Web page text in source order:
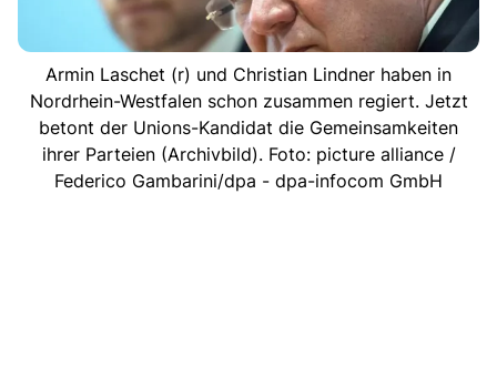
Armin Laschet (r) und Christian Lindner haben in
Nordrhein-Westfalen schon zusammen regiert. Jetzt
betont der Unions-Kandidat die Gemeinsamkeiten
ihrer Parteien (Archivbild). Foto: picture alliance /
Federico Gambarini/dpa - dpa-infocom GmbH